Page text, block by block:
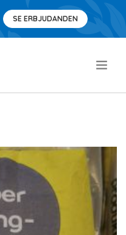
SE ERBJUDANDEN